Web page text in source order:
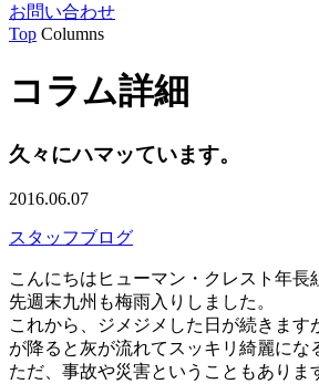
お問い合わせ
Top Columns
コラム詳細
久々にハマッています。
2016.06.07
スタッフブログ
こんにちはヒューマン・クレスト年長
先週末九州も梅雨入りしました。
これから、ジメジメした日が続きます
が降ると灰が流れてスッキリ綺麗にな
ただ、事故や災害ということもありま